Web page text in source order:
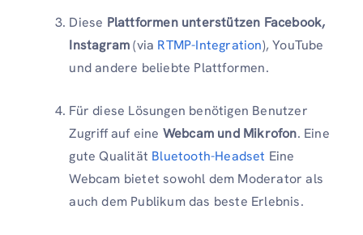
Diese Plattformen unterstützen Facebook,
Instagram(via RTMP-Integration), YouTube
und andere beliebte Plattformen.
Für diese Lösungen benötigen Benutzer
Zugriff auf eine Webcam und Mikrofon. Eine
gute Qualität Bluetooth-Headset Eine
Webcam bietet sowohl dem Moderator als
auch dem Publikum das beste Erlebnis.